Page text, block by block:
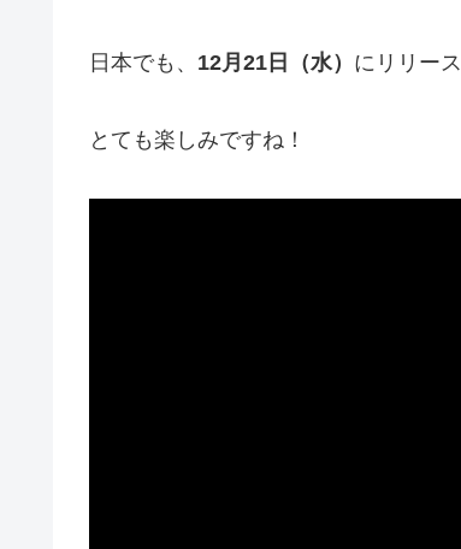
日本でも、 12月21日（水） にリリー
とても楽しみですね！